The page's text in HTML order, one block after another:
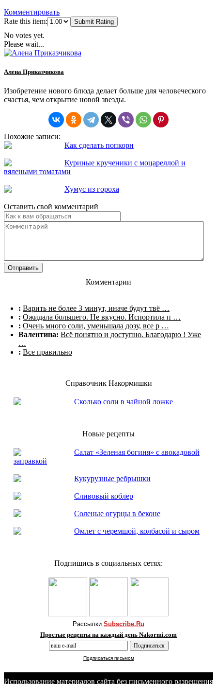
Комментировать
Rate this item:
Submit Rating
No votes yet.
Please wait...
Алена Приказчикова
Изобретение нового блюда делает больше для человеческого
счастья, чем открытие новой звезды.
Похожие записи:
Как сделать попкорн
Куриные крученики с моцареллой и
вялеными томатами
Хумус из гороха
Оставить свой комментарий
Комментарии
: Варить не более 3 минут, иначе будут твё …
: Ожидала большего. Не вкусно. Испортила п …
: Очень много соли, уменьшала дозу, все р …
Валентина: Всё понятно и доступно. Благодарю ! Уже
…
: Все правильно
Справочник Накормишки
Сколько соли в чайной ложке
Новые рецепты
Салат «Зеленая богиня» с авокадовой
заправкой
Кукурузные ребрышки
Сливовый коблер
Соленые огурцы в беконе
Омлет с черемшой, колбасой и сыром
Подпишись в социальных сетях:
Рассылки Subscribe.Ru
Простые рецепты на каждый день Nakormi.com
Подписаться письмом
Использование материалов сайта без письменного разрешения